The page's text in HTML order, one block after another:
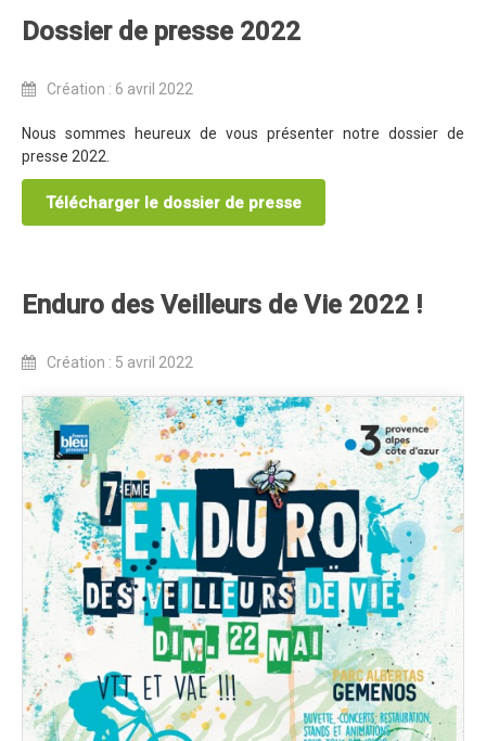
Inscriptions 2024
Affiche 2024
Communiqué de presse 2024
Partenaires 2024
Programme 2024
Photos / Vidéos 2024
Tombola 2024
Edition 2023
Blog 2023
Dossier de presse 2023
Affiche 2023
Programme 2023
Plans des spéciales 2023
Partenaires 2023
Règlement 2023
Photos 2023
Dossier de presse 2022
Création : 6 avril 2022
Nous sommes heureux de vous présenter notre dossier de
presse 2022.
Télécharger le dossier de presse
Enduro des Veilleurs de Vie 2022 !
Création : 5 avril 2022